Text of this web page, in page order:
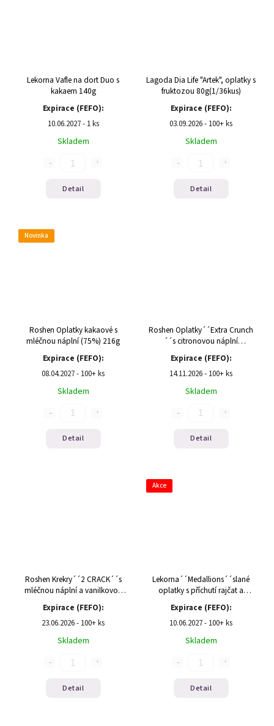
Lekorna Vafle na dort Duo s
kakaem 140g
Expirace (FEFO):
10.06.2027 - 1 ks
Skladem
Detail
Lagoda Dia Life "Artek", oplatky s
fruktozou 80g(1/36kus)
Expirace (FEFO):
03.09.2026 - 100+ ks
Skladem
Detail
Novinka
Roshen Oplatky kakaové s
mléčnou náplní (75%) 216g
Expirace (FEFO):
08.04.2027 - 100+ ks
Skladem
Detail
Roshen Oplatky´´Extra Crunch
´´s citronovou náplní
Expirace (FEFO):
14.11.2026 - 100+ ks
Skladem
Detail
Roshen Krekry´´2 CRACK´´s
mléčnou náplní a vanilkovou
příchutí 190g(1/26)
Expirace (FEFO):
23.06.2026 - 100+ ks
Skladem
Detail
Akce
Lekorna´´Medallions´´slané
oplatky s příchutí rajčat a
bazalky 90g
Expirace (FEFO):
10.06.2027 - 100+ ks
Skladem
Detail